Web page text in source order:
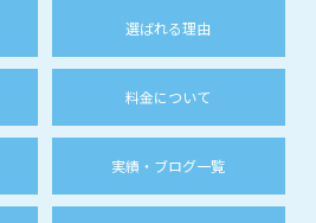
選ばれる理由
料金について
実績・ブログ一覧